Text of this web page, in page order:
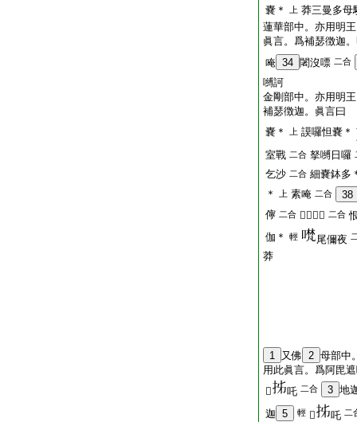
嚢＊
上 莽三曼多母
蓮華部中。亦用明
眞言。爲補瑟徴迦
唵 34 闍沒嘌 二合
嚩訶
金剛部中。亦用明
補瑟徴迦。眞言曰
嚢＊
上 謨囉怛嚢＊
室戰 二合 拏嚩日囉
乞沙 二合 細嚢鉢多
＊
上 素唵 二合
38
儜 二合 𤙖蘗＊嘌 二合
伽＊
輕 尾儞夜
莽
1 又佛 2 母部中
用此眞言。爲阿毘
𤙖
吒 二合 3 地
迦 5 輕 𤙖 吒 二